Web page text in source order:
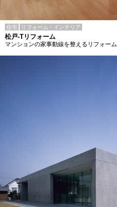
住宅 リフォーム・インテリア
松戸-Tリフォーム
マンションの家事動線を整えるリフォーム